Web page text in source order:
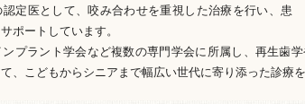
認定医として、咬み合わせを重視した治療を行い、患
ポートしています。
ンプラント学会など複数の専門学会に所属し、再生歯
、こどもからシニアまで幅広い世代に寄り添った診療を